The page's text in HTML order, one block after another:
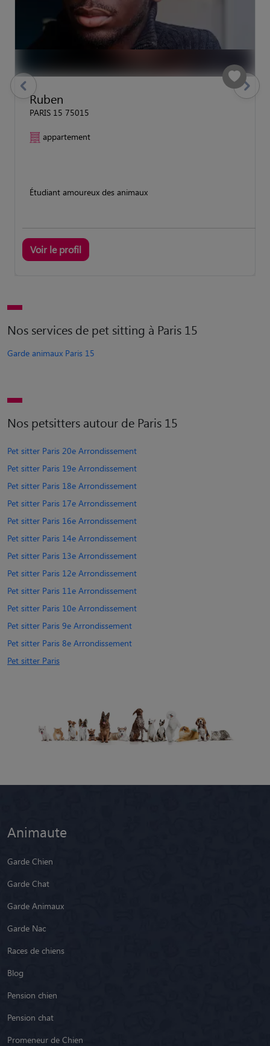
Ruben
PARIS 15 75015
appartement
Étudiant amoureux des animaux
Voir le profil
previous Suivant
Nos services de pet sitting à Paris 15
Garde animaux Paris 15
Nos petsitters autour de Paris 15
Pet sitter Paris 20e Arrondissement
Pet sitter Paris 19e Arrondissement
Pet sitter Paris 18e Arrondissement
Pet sitter Paris 17e Arrondissement
Pet sitter Paris 16e Arrondissement
Pet sitter Paris 14e Arrondissement
Pet sitter Paris 13e Arrondissement
Pet sitter Paris 12e Arrondissement
Pet sitter Paris 11e Arrondissement
Pet sitter Paris 10e Arrondissement
Pet sitter Paris 9e Arrondissement
Pet sitter Paris 8e Arrondissement
Pet sitter Paris
Animaute
Garde Chien
Garde Chat
Garde Animaux
Garde Nac
Races de chiens
Blog
Pension chien
Pension chat
Promeneur de Chien